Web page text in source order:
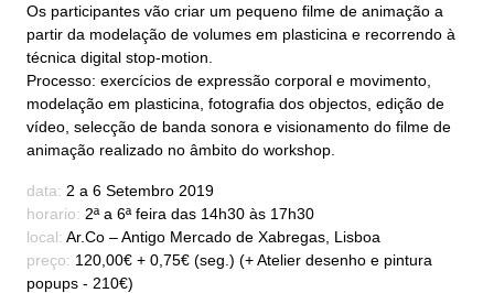
Os participantes vão criar um pequeno filme de animação a
partir da modelação de volumes em plasticina e recorrendo à
técnica digital stop-motion.
Processo: exercícios de expressão corporal e movimento,
modelação em plasticina, fotografia dos objectos, edição de
vídeo, selecção de banda sonora e visionamento do filme de
animação realizado no âmbito do workshop.
data: 2 a 6 Setembro 2019
horario: 2ª a 6ª feira das 14h30 às 17h30
local: Ar.Co – Antigo Mercado de Xabregas, Lisboa
preço: 120,00€ + 0,75€ (seg.) (+ Atelier desenho e pintura
popups - 210€)